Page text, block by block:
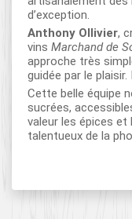
d’exception.
Anthony Ollivier,
vins Marchand de
approche très
guidée par le
Cette belle équipe
sucrées,
valeur les épices
talentueux de la